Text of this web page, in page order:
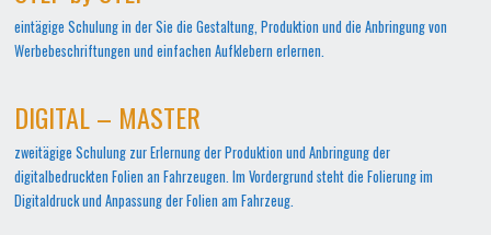
eintägige Schulung in der Sie die Gestaltung, Produktion und die Anbringung von
Werbebeschriftungen und einfachen Aufklebern erlernen.
DIGITAL – MASTER
zweitägige Schulung zur Erlernung der Produktion und Anbringung der
digitalbedruckten Folien an Fahrzeugen. Im Vordergrund steht die Folierung im
Digitaldruck und Anpassung der Folien am Fahrzeug.